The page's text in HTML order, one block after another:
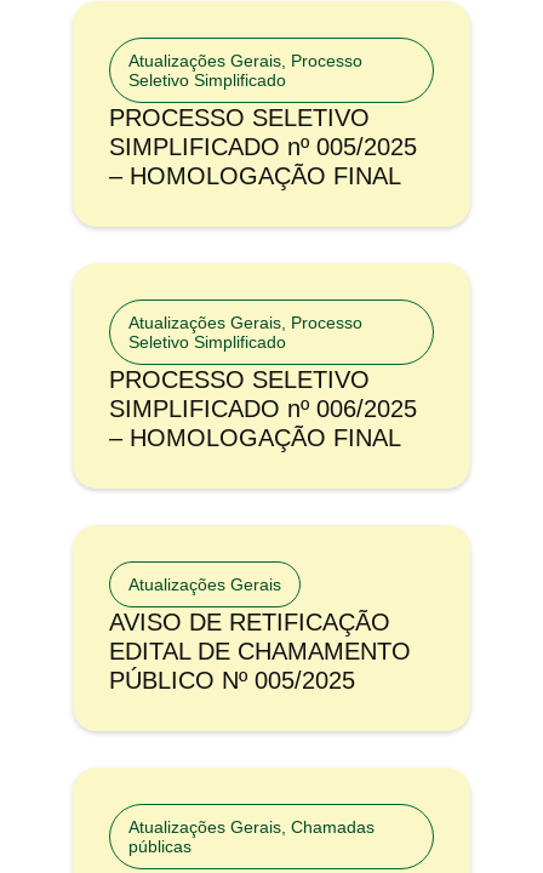
Atualizações Gerais Processo
Seletivo Simplificado
PROCESSO SELETIVO
SIMPLIFICADO nº 005/2025
– HOMOLOGAÇÃO FINAL
Atualizações Gerais Processo
Seletivo Simplificado
PROCESSO SELETIVO
SIMPLIFICADO nº 006/2025
– HOMOLOGAÇÃO FINAL
Atualizações Gerais
AVISO DE RETIFICAÇÃO
EDITAL DE CHAMAMENTO
PÚBLICO Nº 005/2025
Atualizações Gerais Chamadas
públicas